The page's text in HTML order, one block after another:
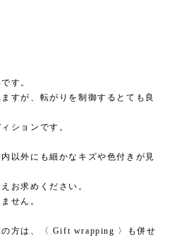
す。
すが、転がりを制御するとても良
ションです。
以外にも細かなキズや色付きが見
お求めください。
せん。
の方は、〈 Gift wrapping 〉も併せ